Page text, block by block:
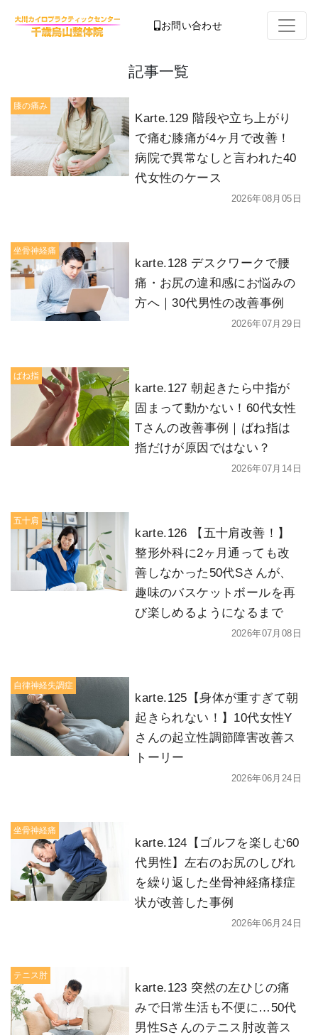
お問い合わせ
記事一覧
膝の痛み
Karte.129 階段や立ち上がり
で痛む膝痛が4ヶ月で改善！
病院で異常なしと言われた40
代女性のケース
2026年08月05日
坐骨神経痛
karte.128 デスクワークで腰
痛・お尻の違和感にお悩みの
方へ｜30代男性の改善事例
2026年07月29日
ばね指
karte.127 朝起きたら中指が
固まって動かない！60代女性
Tさんの改善事例｜ばね指は
指だけが原因ではない？
2026年07月14日
五十肩
karte.126 【五十肩改善！】
整形外科に2ヶ月通っても改
善しなかった50代Sさんが、
趣味のバスケットボールを再
び楽しめるようになるまで
2026年07月08日
自律神経失調症
karte.125【身体が重すぎて朝
起きられない！】10代女性Y
さんの起立性調節障害改善ス
トーリー
2026年06月24日
坐骨神経痛
karte.124【ゴルフを楽しむ60
代男性】左右のお尻のしびれ
を繰り返した坐骨神経痛様症
状が改善した事例
2026年06月24日
テニス肘
karte.123 突然の左ひじの痛
みで日常生活も不便に…50代
男性Sさんのテニス肘改善ス